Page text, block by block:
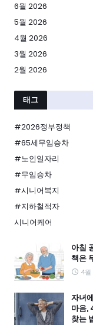
6월 2026
5월 2026
4월 2026
3월 2026
2월 2026
태그
#2026정부정책
#65세무임승차
#노인일자리
#무임승차
#시니어복지
#지하철적자
시니어케어
아침
책은
4
자녀
마음,
찾는